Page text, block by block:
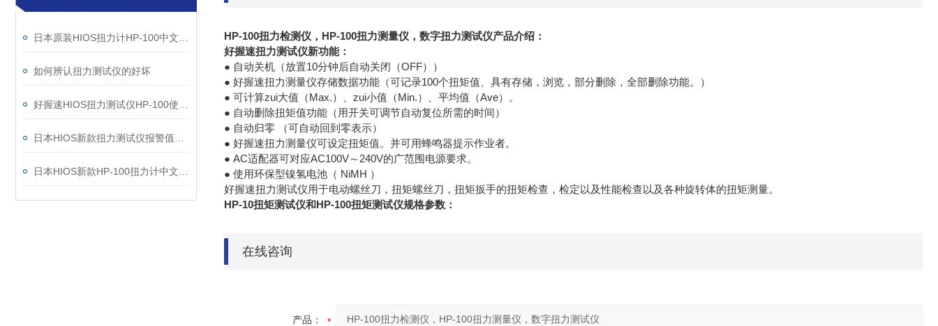
如何辨认扭力测试仪的好坏
HP-100扭力检测仪，HP-100扭力测量仪，数字扭力测试仪产品介绍：
好握速扭力测试仪新功能：
● 自动关机（放置10分钟后自动关闭（OFF））
● 好握速扭力测量仪存储数据功能（可记录100个扭矩值、具有存储，浏览，部分删除，全部删除功能。）
● 可计算zui大值（Max.）、zui小值（Min.）、平均值（Ave）。
● 自动删除扭矩值功能（用开关可调节自动复位所需的时间）
● 自动归零 （可自动回到零表示）
● 好握速扭力测量仪可设定扭矩值。并可用蜂鸣器提示作业者。
● AC适配器可对应AC100V～240V的广范围电源要求。
● 使用环保型镍氢电池（ NiMH ）
好握速扭力测试仪用于电动螺丝刀，扭矩螺丝刀，扭矩扳手的扭矩检查，检定以及性能检查以及各种旋转体的扭矩测量。
HP-10扭矩测试仪和HP-100扭矩测试仪规格参数：
在线咨询
产品：